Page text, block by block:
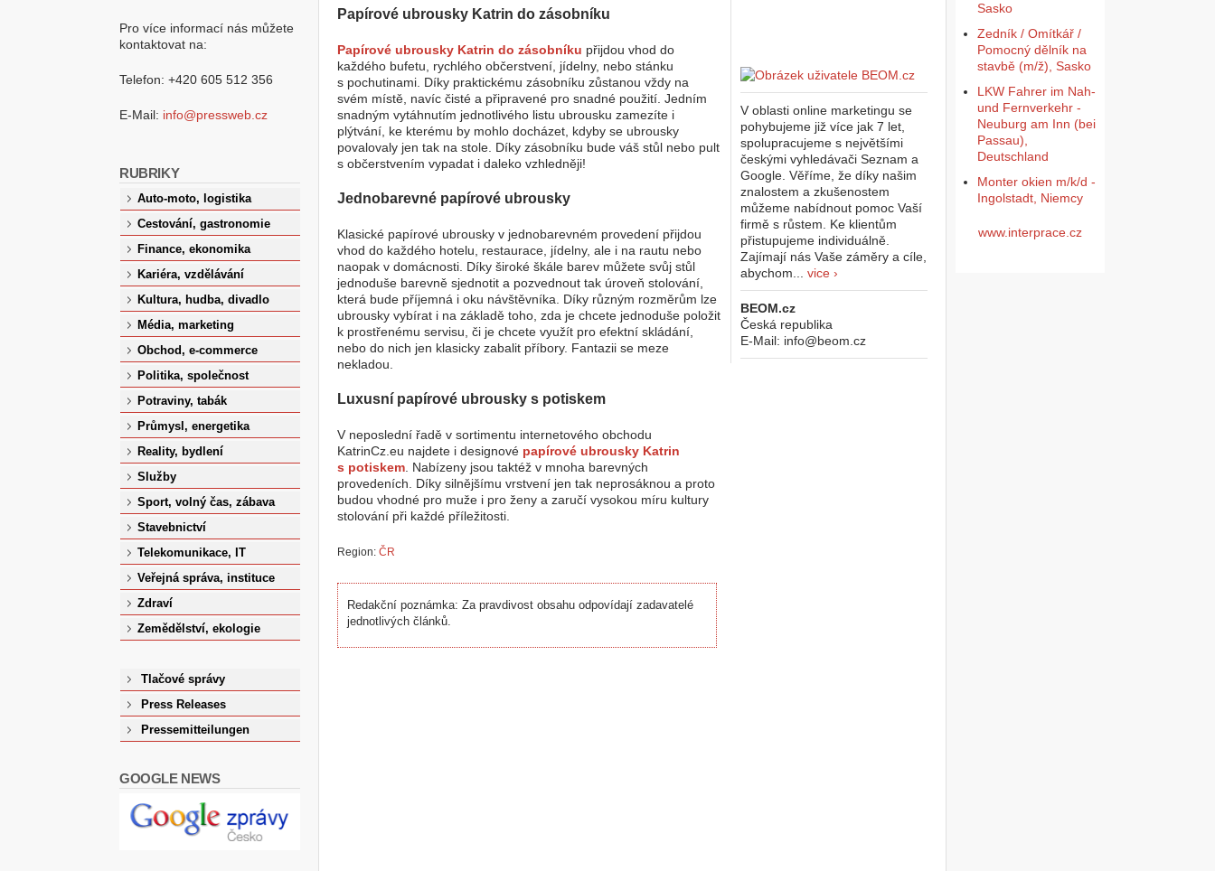
Papírové ubrousky Katrin do zásobníku
Papírové ubrousky Katrin do zásobníku přijdou vhod do
každého bufetu, rychlého občerstvení, jídelny, nebo stánku
s pochutinami. Díky praktickému zásobníku zůstanou vždy na
svém místě, navíc čisté a připravené pro snadné použití. Jedním
snadným vytáhnutím jednotlivého listu ubrousku zamezíte i
plýtvání, ke kterému by mohlo docházet, kdyby se ubrousky
povalovaly jen tak na stole. Díky zásobníku bude váš stůl nebo pult
s občerstvením vypadat i daleko vzhledněji!
Jednobarevné papírové ubrousky
Klasické papírové ubrousky v jednobarevném provedení přijdou
vhod do každého hotelu, restaurace, jídelny, ale i na rautu nebo
naopak v domácnosti. Díky široké škále barev můžete svůj stůl
jednoduše barevně sjednotit a pozvednout tak úroveň stolování,
která bude příjemná i oku návštěvníka. Díky různým rozměrům lze
ubrousky vybírat i na základě toho, zda je chcete jednoduše položit
k prostřenému servisu, či je chcete využít pro efektní skládání,
nebo do nich jen klasicky zabalit příbory. Fantazii se meze
nekladou.
Luxusní papírové ubrousky s potiskem
V neposlední řadě v sortimentu internetového obchodu
KatrinCz.eu najdete i designové papírové ubrousky Katrin
s potiskem . Nabízeny jsou taktéž v mnoha barevných
provedeních. Díky silnějšímu vrstvení jen tak neprosáknou a proto
budou vhodné pro muže i pro ženy a zaručí vysokou míru kultury
stolování při každé příležitosti.
Region: ČR
Redakční poznámka: Za pravdivost obsahu odpovídají zadavatelé
jednotlivých článků.
V oblasti online marketingu se
pohybujeme již více jak 7 let,
spolupracujeme s největšími
českými vyhledávači Seznam a
Google. Věříme, že díky našim
znalostem a zkušenostem
můžeme nabídnout pomoc Vaší
firmě s růstem. Ke klientům
přistupujeme individuálně.
Zajímají nás Vaše záměry a cíle,
abychom...vice ›
BEOM.cz
Česká republika
E-Mail: info@beom.cz
Pro více informací nás můžete
kontaktovat na:
Telefon: +420 605 512 356
E-Mail: info@pressweb.cz
RUBRIKY
Auto-moto, logistika
Cestování, gastronomie
Finance, ekonomika
Kariéra, vzdělávání
Kultura, hudba, divadlo
Média, marketing
Obchod, e-commerce
Politika, společnost
Potraviny, tabák
Průmysl, energetika
Reality, bydlení
Služby
Sport, volný čas, zábava
Stavebnictví
Telekomunikace, IT
Veřejná správa, instituce
Zdraví
Zemědělství, ekologie
Tlačové správy
Press Releases
Pressemitteilungen
GOOGLE NEWS
Sasko
Zedník / Omítkář /
Pomocný dělník na
stavbě (m/ž), Sasko
LKW Fahrer im Nah-
und Fernverkehr -
Neuburg am Inn (bei
Passau),
Deutschland
Monter okien m/k/d -
Ingolstadt, Niemcy
www.interprace.cz